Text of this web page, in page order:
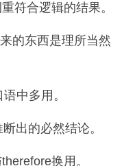
符合逻辑的结果。
的东西是理所当然
中多用。
出的必然结论。
换用。